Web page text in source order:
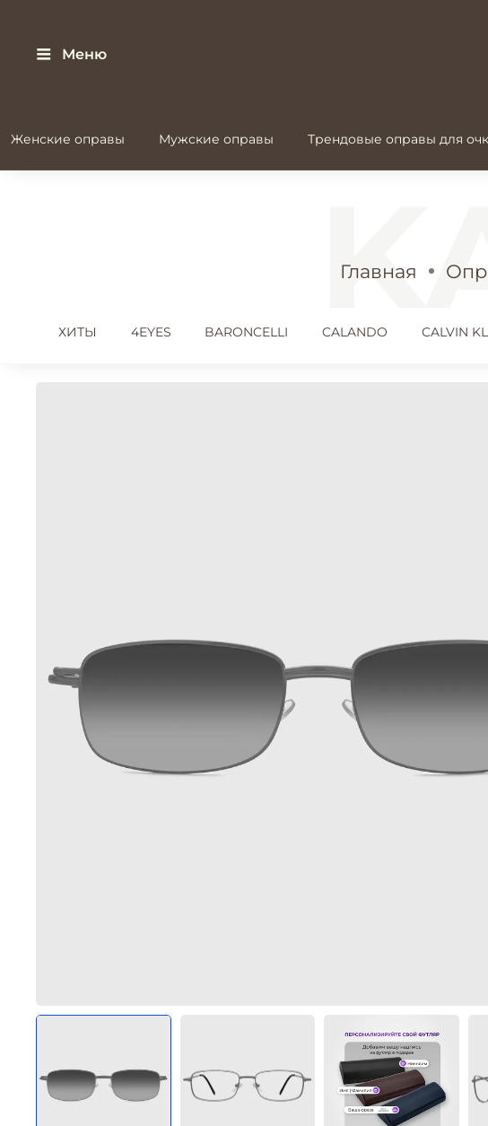
Меню
Женские оправы Мужские оправы Трендовые оправы для
Главная
ХИТЫ 4EYES BARONCELLI CALANDO CALVIN